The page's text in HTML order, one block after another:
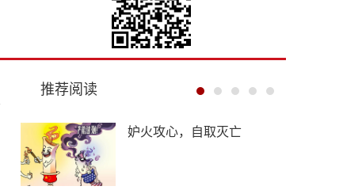
推荐阅读
“梅姨案”被拐儿童父亲申军